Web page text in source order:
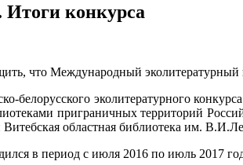
Итоги конкурса
что Международный эколитературный
белорусского эколитературного
приграничных территорий
Витебская областная библиотека им.
в период с июля 2016 по июль 2017